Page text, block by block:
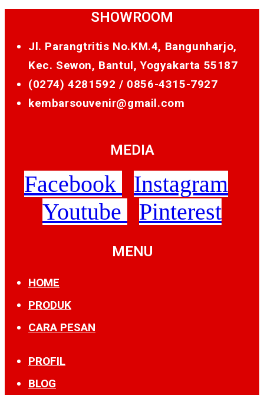
SHOWROOM
Jl. Parangtritis No.KM.4, Bangunharjo,
Kec. Sewon, Bantul, Yogyakarta 55187
(0274) 4281592 / 0856-4315-7927
kembarsouvenir@gmail.com
MEDIA
Facebook
Instagram
Youtube
Pinterest
MENU
HOME
PRODUK
CARA PESAN
PROFIL
BLOG